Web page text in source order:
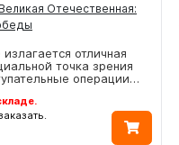
Отечественная:
излагается отличная
точка зрения
операции…